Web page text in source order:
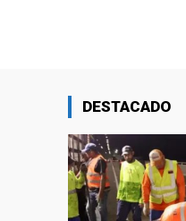
DESTACADO